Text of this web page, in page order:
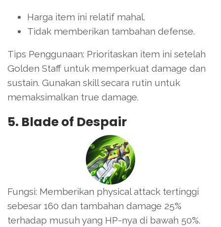
Harga item ini relatif mahal.
Tidak memberikan tambahan defense.
Tips Penggunaan: Prioritaskan item ini setelah
Golden Staff untuk memperkuat damage dan
sustain. Gunakan skill secara rutin untuk
memaksimalkan true damage.
5. Blade of Despair
Fungsi: Memberikan physical attack tertinggi
sebesar 160 dan tambahan damage 25%
terhadap musuh yang HP-nya di bawah 50%.